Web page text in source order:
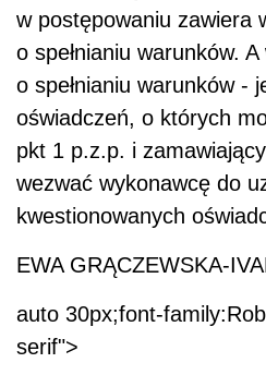
w postępowaniu zawiera
o spełnianiu warunków.
o spełnianiu warunków -
oświadczeń, o których
pkt 1 p.z.p. i
wezwać wykonawcę do
kwestionowanych
EWA GRĄCZEWSKA-
auto 30px;font-
serif">